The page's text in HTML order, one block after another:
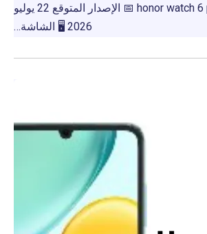
⌚ الموديل honor watch 6 plus 📅 الإصدار المتوقع 22 يوليو
2026 🖥️ الشاشة…